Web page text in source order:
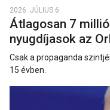
2026. JÚLIUS 6.
Átlagosan 7
nyugdíjasok az
Csak a propaganda
15 évben.